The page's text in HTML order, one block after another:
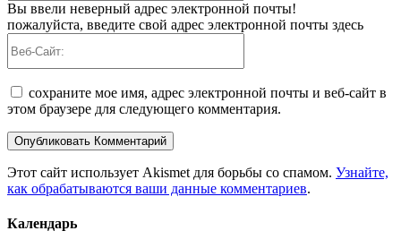
Вы ввели неверный адрес электронной почты!
пожалуйста, введите свой адрес электронной почты здесь
сохраните мое имя, адрес электронной почты и веб-сайт в
этом браузере для следующего комментария.
Этот сайт использует Akismet для борьбы со спамом. Узнайте,
как обрабатываются ваши данные комментариев.
Календарь